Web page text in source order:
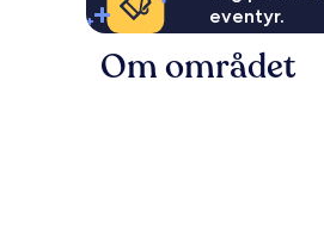
eventyr.
Om området